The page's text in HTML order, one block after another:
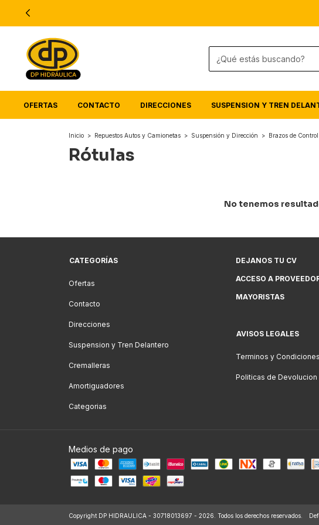
OFERTAS CONTACTO DIRECCIONES SUSPENSION Y TREN
Inicio > Repuestos Autos y Camionetas > Suspensión y Dirección > Brazos de
Rótulas
No tenemos
CATEGORÍAS
Ofertas
Contacto
Direcciones
Suspension y Tren Delantero
Cremalleras
Amortiguadores
Categorias
DEJANOS TU CV
ACCESO A
MAYORISTAS
AVISOS LEGALES
Terminos y Condiciones
Politicas de Devolucion
Medios de pago
Copyright DP HIDRAULICA - 30718013697 - 2026. Todos los derechos reservados.